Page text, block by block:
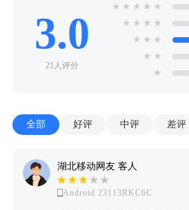
3.0
21人评分
★ ★ ★ ★ ★
★ ★ ★ ★
★ ★ ★
★ ★
★
全部 好评 中评 差评
湖北移动网友 客人
Android 23113RKC6C